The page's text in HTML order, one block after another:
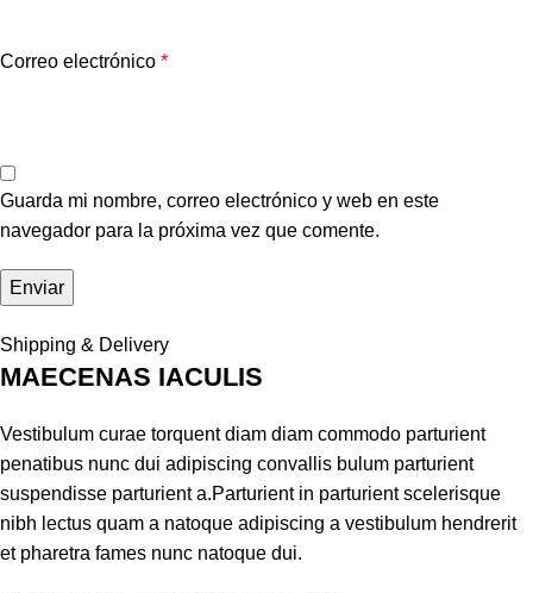
Correo electrónico *
Guarda mi nombre, correo electrónico y web en este
navegador para la próxima vez que comente.
Shipping & Delivery
MAECENAS IACULIS
Vestibulum curae torquent diam diam commodo parturient
penatibus nunc dui adipiscing convallis bulum parturient
suspendisse parturient a.Parturient in parturient scelerisque
nibh lectus quam a natoque adipiscing a vestibulum hendrerit
et pharetra fames nunc natoque dui.